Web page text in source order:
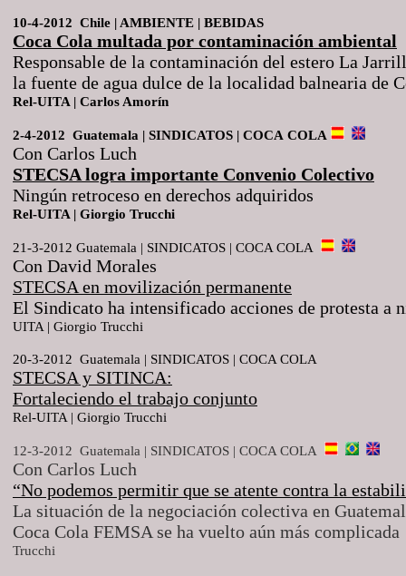
10-4-2012 Chile | AMBIENTE | BEBIDAS
Coca Cola multada por contaminación ambiental
Responsable de la contaminación del estero La
la fuente de agua dulce de la localidad balnearia de
Rel-UITA | Carlos Amorín
2-4-2012 Guatemala | SINDICATOS | COCA COLA
Con Carlos Luch
STECSA logra importante Convenio Colectivo
Ningún retroceso en derechos adquiridos
Rel-UITA | Giorgio Trucchi
21-3-2012 Guatemala | SINDICATOS | COCA COLA
Con David Morales
STECSA en movilización permanente
El Sindicato ha intensificado acciones de protesta
UITA | Giorgio Trucchi
20-3-2012 Guatemala | SINDICATOS | COCA COLA
STECSA y SITINCA:
Fortaleciendo el trabajo conjunto
Rel-UITA | Giorgio Trucchi
12-3-2012 Guatemala | SINDICATOS | COCA COLA
Con Carlos Luch
“No podemos permitir que se atente contra la
La situación de la negociación colectiva en
Coca Cola FEMSA se ha vuelto aún más
Trucchi